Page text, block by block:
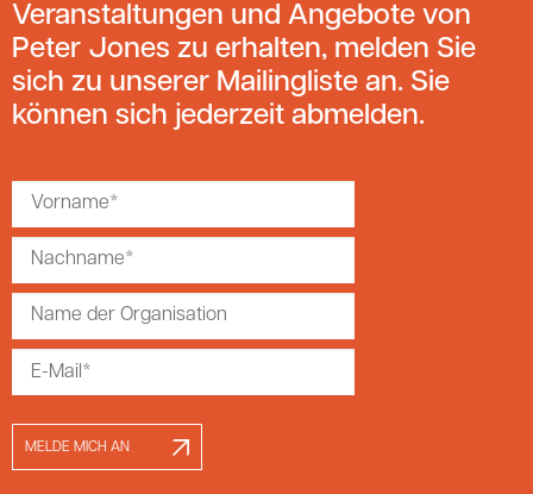
Veranstaltungen und Angebote von
Peter Jones zu erhalten, melden Sie
sich zu unserer Mailingliste an. Sie
können sich jederzeit abmelden.
MELDE MICH AN